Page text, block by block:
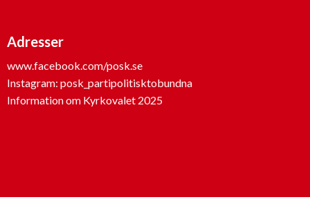
Adresser
www.facebook.com/posk.se
Instagram: posk_partipolitisktobundna
Information om Kyrkovalet 2025